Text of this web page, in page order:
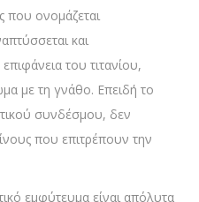
που ονομάζεται
και
του τιτανίου,
με τη γνάθο. Επειδή το
συνδέσμου, δεν
που επιτρέπουν την
εμφύτευμα είναι απόλυτα